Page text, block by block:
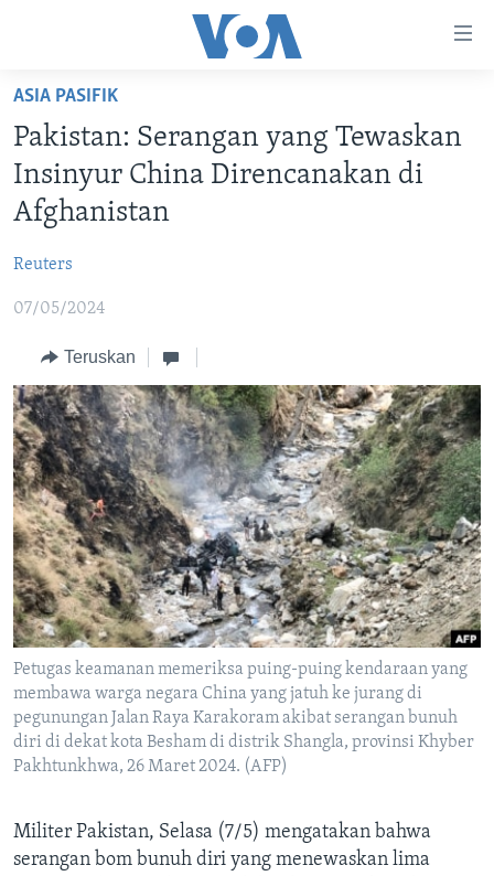
Akses
Lanjut
ke
Konten
Utama
Lanjut
ke
Utama
Lanjut
Pencarian
BERANDA
VIDEO
DAFTAR PROGRAM
IKUTI KAMI
Bahasa-bahasa
ASIA PASIFIK
Pakistan: Serangan yang Tewaskan
Insinyur China Direncanakan di
Afghanistan
Reuters
07/05/2024
Teruskan
Petugas keamanan memeriksa puing-puing kendaraan yang
membawa warga negara China yang jatuh ke jurang di
pegunungan Jalan Raya Karakoram akibat serangan bunuh
diri di dekat kota Besham di distrik Shangla, provinsi Khyber
Pakhtunkhwa, 26 Maret 2024. (AFP)
Militer Pakistan, Selasa (7/5) mengatakan bahwa
serangan bom bunuh diri yang menewaskan lima